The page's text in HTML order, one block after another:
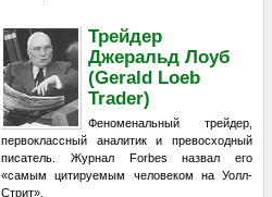
Трейдер
Джеральд Лоуб
(Gerald Loeb
Trader)
Феноменальный трейдер,
первоклассный аналитик и превосходный
писатель. Журнал Forbes назвал его
«самым цитируемым человеком на Уолл-
Стрит».